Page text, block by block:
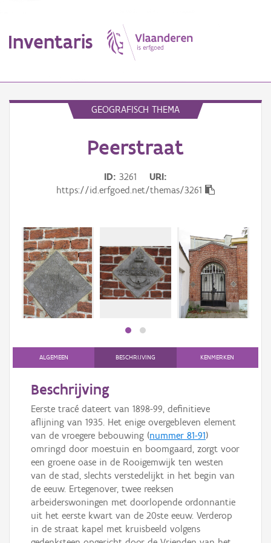
Inventaris
Thema
Gebeurtenis
Persoon of collectief
Downloads
Aanmelden
GEOGRAFISCH THEMA
Peerstraat
ID 3261
URI
https://id.erfgoed.net/themas/3261
ALGEMEEN BESCHRIJVING KENMERKEN
Beschrijving
Eerste tracé dateert van 1898-99, definitieve
aflijning van 1935. Het enige overgebleven element
van de vroegere bebouwing (nummer 81-91)
omringd door moestuin en boomgaard, zorgt voor
een groene oase in de Rooigemwijk ten westen
van de stad, slechts verstedelijkt in het begin van
de eeuw. Ertegenover, twee reeksen
arbeiderswoningen met doorlopende ordonnantie
uit het eerste kwart van de 20ste eeuw. Verderop
in de straat kapel met kruisbeeld volgens